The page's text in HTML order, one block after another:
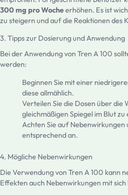
300 mg pro Wocheerhöhen. Es ist
zu steigern und auf die Reaktionen des
3. Tipps zur Dosierung und Anwendung
Bei der Anwendung von Tren A 100
werden:
Beginnen Sie mit einer
diese allmählich.
Verteilen Sie die Dosen über die
gleichmäßigen Spiegel im Blut zu
Achten Sie auf Nebenwirkungen
entsprechend an.
4. Mögliche Nebenwirkungen
Die Verwendung von Tren A 100 kann
Effekten auch Nebenwirkungen mit